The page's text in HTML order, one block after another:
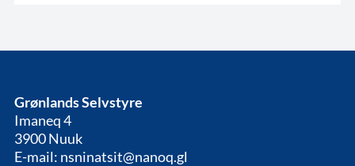
Grønlands Selvstyre
Imaneq 4
3900 Nuuk
E-mail: nsninatsit@nanoq.gl